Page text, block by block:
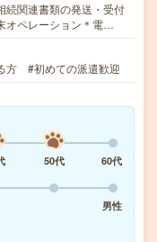
続関連書類の発送・受付
オペレーション＊電…
方 #初めての派遣歓迎
50代
60代
男性